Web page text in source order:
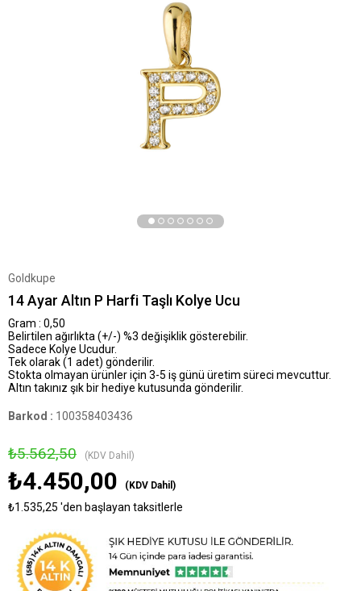
Goldkupe
14 Ayar Altın P Harfi Taşlı Kolye Ucu
Gram : 0,50
Belirtilen ağırlıkta (+/-) %3 değişiklik gösterebilir.
Sadece Kolye Ucudur.
Tek olarak (1 adet) gönderilir.
Stokta olmayan ürünler için 3-5 iş günü üretim süreci mevcuttur.
Altın takınız şık bir hediye kutusunda gönderilir.
Barkod : 100358403436
₺5.562,50 (KDV Dahil)
₺4.450,00 (KDV Dahil)
₺1.535,25 'den başlayan taksitlerle